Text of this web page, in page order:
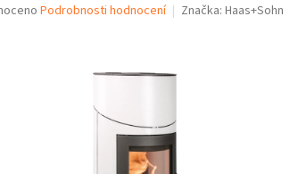
Podrobnosti hodnocení Značka: Haas+Sohn